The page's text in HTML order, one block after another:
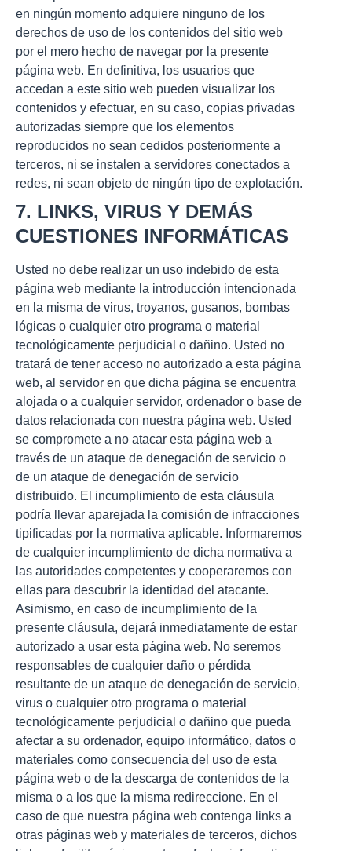
en ningún momento adquiere ninguno de los
derechos de uso de los contenidos del sitio web
por el mero hecho de navegar por la presente
página web. En definitiva, los usuarios que
accedan a este sitio web pueden visualizar los
contenidos y efectuar, en su caso, copias privadas
autorizadas siempre que los elementos
reproducidos no sean cedidos posteriormente a
terceros, ni se instalen a servidores conectados a
redes, ni sean objeto de ningún tipo de explotación.
7. LINKS, VIRUS Y DEMÁS
CUESTIONES INFORMÁTICAS
Usted no debe realizar un uso indebido de esta
página web mediante la introducción intencionada
en la misma de virus, troyanos, gusanos, bombas
lógicas o cualquier otro programa o material
tecnológicamente perjudicial o dañino. Usted no
tratará de tener acceso no autorizado a esta página
web, al servidor en que dicha página se encuentra
alojada o a cualquier servidor, ordenador o base de
datos relacionada con nuestra página web. Usted
se compromete a no atacar esta página web a
través de un ataque de denegación de servicio o
de un ataque de denegación de servicio
distribuido. El incumplimiento de esta cláusula
podría llevar aparejada la comisión de infracciones
tipificadas por la normativa aplicable. Informaremos
de cualquier incumplimiento de dicha normativa a
las autoridades competentes y cooperaremos con
ellas para descubrir la identidad del atacante.
Asimismo, en caso de incumplimiento de la
presente cláusula, dejará inmediatamente de estar
autorizado a usar esta página web. No seremos
responsables de cualquier daño o pérdida
resultante de un ataque de denegación de servicio,
virus o cualquier otro programa o material
tecnológicamente perjudicial o dañino que pueda
afectar a su ordenador, equipo informático, datos o
materiales como consecuencia del uso de esta
página web o de la descarga de contenidos de la
misma o a los que la misma redireccione. En el
caso de que nuestra página web contenga links a
otras páginas web y materiales de terceros, dichos